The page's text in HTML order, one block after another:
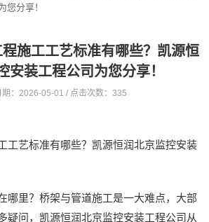
您分享！
施工工艺标准有哪些？凯源恒
安装工程公司为您分享！
期：2026-05-01 / 点击次数：335
工艺标准有哪些？凯源恒润北京监控安装
哪里？桥架与管道施工是一大难点，大部
疑问，凯源恒润北京监控安装工程公司从